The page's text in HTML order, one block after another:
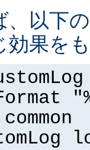
、以下
効果を